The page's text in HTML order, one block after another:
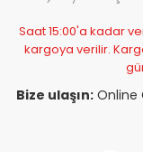
Saat 15:00'a kadar
kargoya verilir.
Bize ulaşın:Online